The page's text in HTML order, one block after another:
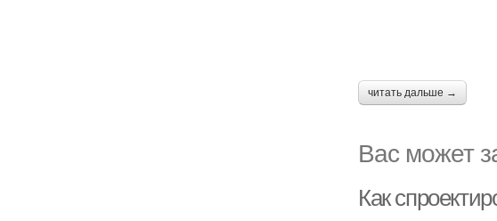
читать дальше →
Вас может
Как